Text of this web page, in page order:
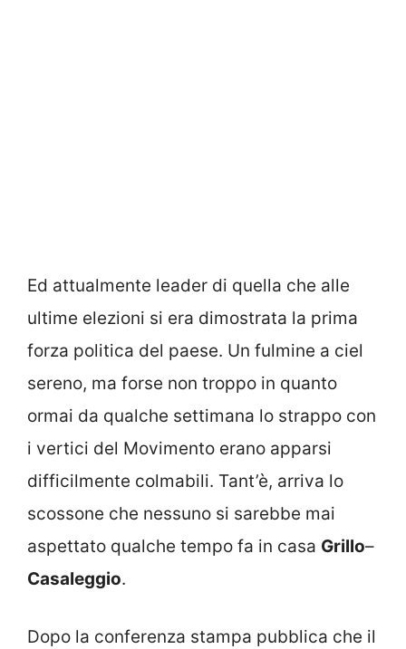
Ed attualmente leader di quella che alle
ultime elezioni si era dimostrata la prima
forza politica del paese. Un fulmine a ciel
sereno, ma forse non troppo in quanto
ormai da qualche settimana lo strappo con
i vertici del Movimento erano apparsi
difficilmente colmabili. Tant’è, arriva lo
scossone che nessuno si sarebbe mai
aspettato qualche tempo fa in casa Grillo–
Casaleggio.
Dopo la conferenza stampa pubblica che il